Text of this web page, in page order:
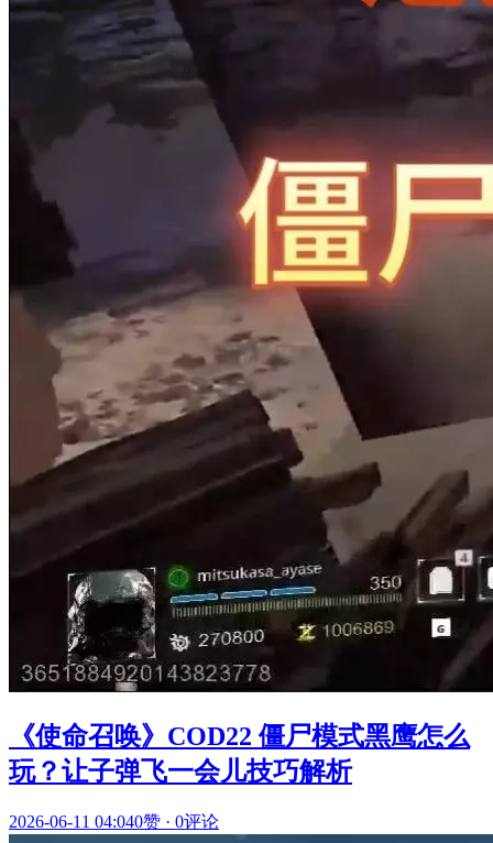
《使命召唤》COD22 僵尸模式黑鹰怎么
玩？让子弹飞一会儿技巧解析
2026-06-11 04:040赞 · 0评论